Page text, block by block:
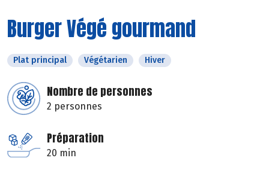
Burger Végé gourmand
Plat principal Végétarien Hiver
Nombre de personnes
2 personnes
Préparation
20 min